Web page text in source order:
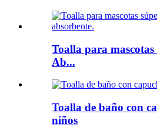
Toalla para mascotas
Ab...
Toalla de baño con
niños